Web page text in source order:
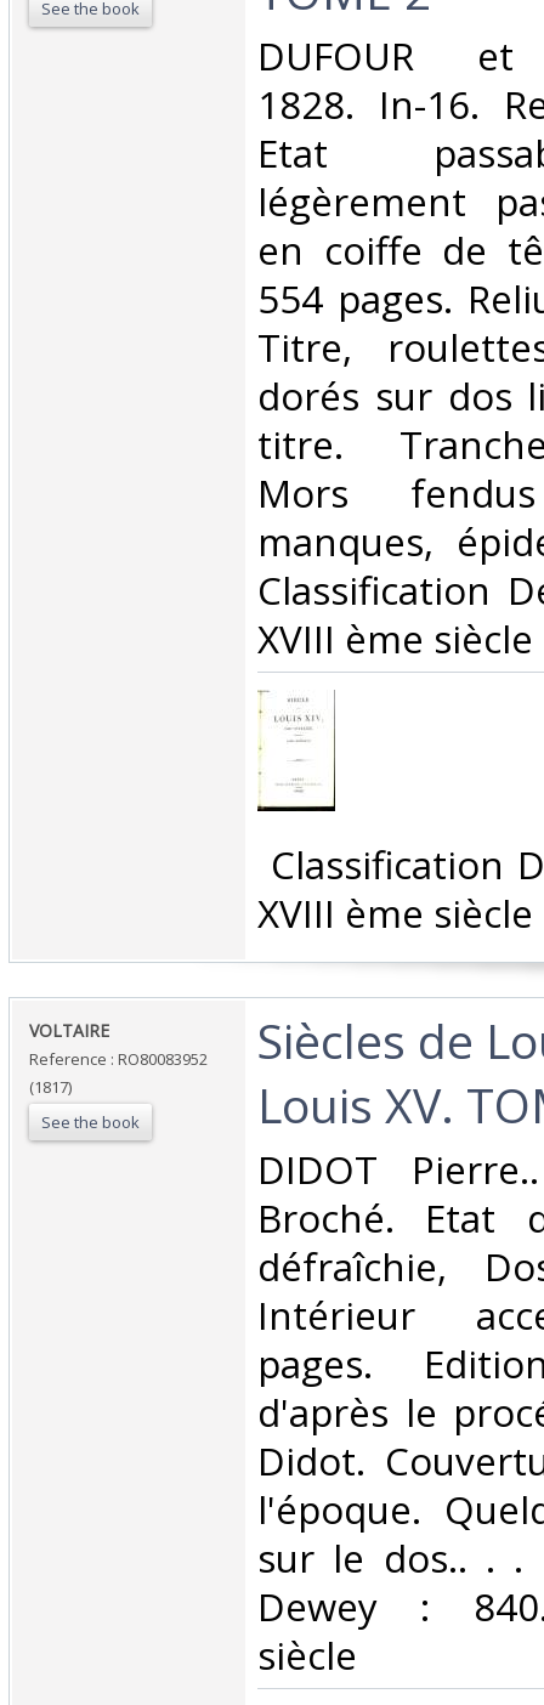
See the book
‎DUFOUR et
1828. In-16.
Etat
légèrement
en coiffe de
554 pages.
Titre,
dorés sur dos
titre.
Mors
manques,
Classification
XVIII ème siècle‎
Classification
XVIII ème siècle‎
‎VOLTAIRE‎
Reference : RO80083952
(1817)
See the book
‎Siècles de
Louis XV.
‎DIDOT
Broché. Etat
défraîchie,
Intérieur
pages.
d'après le
Didot.
l'époque.
sur le dos.. . .
Dewey :
siècle‎